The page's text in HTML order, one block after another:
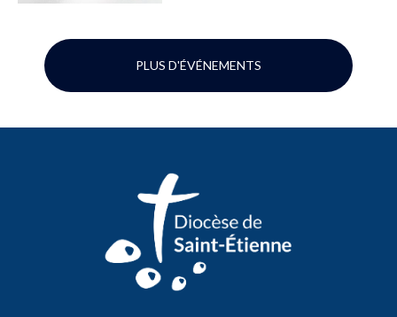
PLUS D'ÉVÉNEMENTS